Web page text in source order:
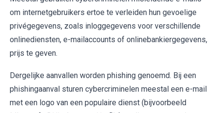
om internetgebruikers ertoe te verleiden hun gevoelige
privégegevens, zoals inloggegevens voor verschillende
onlinediensten, e-mailaccounts of onlinebankiergegevens,
prijs te geven.
Dergelijke aanvallen worden phishing genoemd. Bij een
phishingaanval sturen cybercriminelen meestal een e-mail
met een logo van een populaire dienst (bijvoorbeeld